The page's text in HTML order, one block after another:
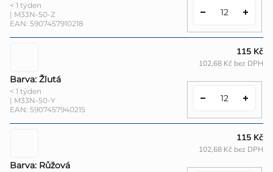
< 1 týden
| M33N-50-Z
EAN: 5907457910218
Barva: Žlutá
< 1 týden
| M33N-50-Y
EAN: 5907457940215
115 Kč
102,68 Kč bez DPH
Barva: Růžová
115 Kč
102,68 Kč bez DPH